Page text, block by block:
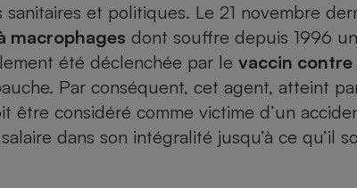
et politiques. Le 21 novembre
macrophages dont souffre depuis 1996
été déclenchée par le vaccin contre
Par conséquent, cet agent, atteint
être considéré comme victime d’un
dans son intégralité jusqu’à ce qu’il
- Drive
Circuits courts et
alimentation locale
hotte aspirante
climatiseur mobile
aspirateur balai
aspirateur traîneau
cafetière automatique
- Gaz
Panneaux
photovoltaïques
imprimante multifonction
ordinateur portable
ultrabook
tablette tactile
radiateur électrique
- Jardinage
- Beauté
- Médecine - Médicament
de santé - Complémentaire santé
pour bébé
de votre